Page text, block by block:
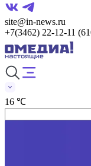
site@in-news.ru
+7(3462) 22-12-11
16 ℃